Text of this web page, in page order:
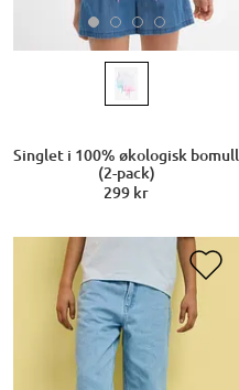
Singlet i 100% økologisk bomull
(2-pack)
299 kr